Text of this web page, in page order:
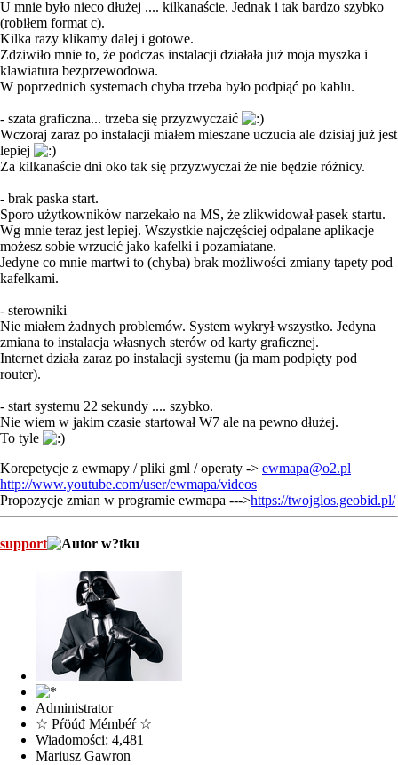
U mnie było nieco dłużej .... kilkanaście. Jednak i tak bardzo szybko
(robiłem format c).
Kilka razy klikamy dalej i gotowe.
Zdziwiło mnie to, że podczas instalacji działała już moja myszka i
klawiatura bezprzewodowa.
W poprzednich systemach chyba trzeba było podpiąć po kablu.
- szata graficzna... trzeba się przyzwyczaić
Wczoraj zaraz po instalacji miałem mieszane uczucia ale dzisiaj już jest
lepiej
Za kilkanaście dni oko tak się przyzwyczai że nie będzie różnicy.
- brak paska start.
Sporo użytkowników narzekało na MS, że zlikwidował pasek startu.
Wg mnie teraz jest lepiej. Wszystkie najczęściej odpalane aplikacje
możesz sobie wrzucić jako kafelki i pozamiatane.
Jedyne co mnie martwi to (chyba) brak możliwości zmiany tapety pod
kafelkami.
- sterowniki
Nie miałem żadnych problemów. System wykrył wszystko. Jedyna
zmiana to instalacja własnych sterów od karty graficznej.
Internet działa zaraz po instalacji systemu (ja mam podpięty pod
router).
- start systemu 22 sekundy .... szybko.
Nie wiem w jakim czasie startował W7 ale na pewno dłużej.
To tyle
Korepetycje z ewmapy / pliki gml / operaty -> ewmapa@o2.pl
http://www.youtube.com/user/ewmapa/videos
Propozycje zmian w programie ewmapa --->https://twojglos.geobid.pl/
support
Administrator
☆ Pŕöúđ Mémbéŕ ☆
Wiadomości: 4,481
Mariusz Gawron